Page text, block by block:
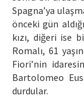
Spagna’ya
önceki gün
kızı, diğeri ise
Romalı, 61
Fiori’nin
Bartolomeo
durdular.